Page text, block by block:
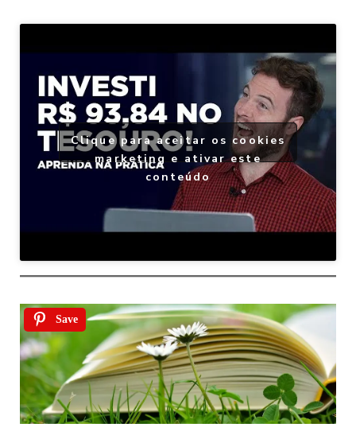
Clique para aceitar os cookies
marketing e ativar este
conteúdo
Save